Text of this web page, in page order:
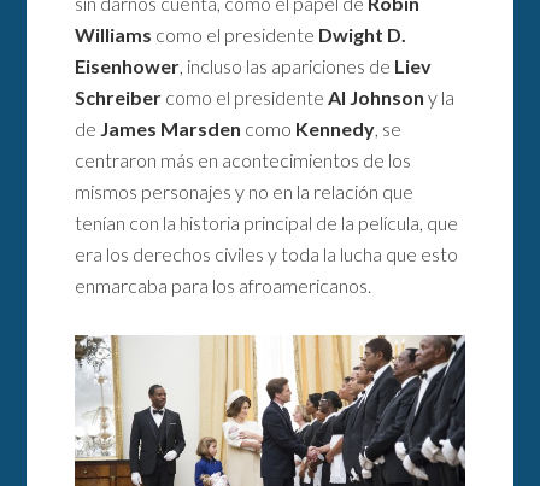
Williams como el presidente Dwight D.
Eisenhower, incluso las apariciones de Liev
Schreiber como el presidenteAl Johnson y la
de James Marsden como Kennedy, se
centraron más en acontecimientos de los
mismos personajes y no en la relación que
tenían con la historia principal de la película, que
era los derechos civiles y toda la lucha que esto
enmarcaba para los afroamericanos.